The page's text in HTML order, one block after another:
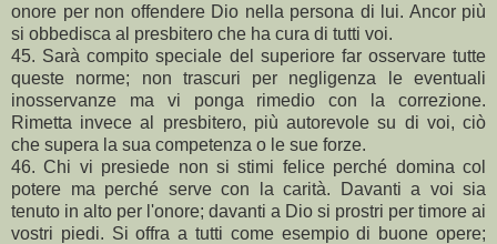
onore per non offendere Dio nella persona di lui. Ancor più
si obbedisca al presbitero che ha cura di tutti voi.
45. Sarà compito speciale del superiore far osservare tutte
queste norme; non trascuri per negligenza le eventuali
inosservanze ma vi ponga rimedio con la correzione.
Rimetta invece al presbitero, più autorevole su di voi, ciò
che supera la sua competenza o le sue forze.
46. Chi vi presiede non si stimi felice perché domina col
potere ma perché serve con la carità. Davanti a voi sia
tenuto in alto per l'onore; davanti a Dio si prostri per timore ai
vostri piedi. Si offra a tutti come esempio di buone opere;